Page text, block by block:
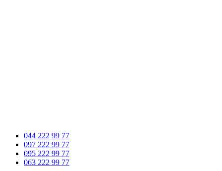
044 222 99 77
097 222 99 77
095 222 99 77
063 222 99 77